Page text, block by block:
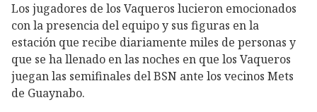
Los jugadores de los Vaqueros lucieron emocionados
con la presencia del equipo y sus figuras en la
estación que recibe diariamente miles de personas y
que se ha llenado en las noches en que los Vaqueros
juegan las semifinales del BSN ante los vecinos Mets
de Guaynabo.